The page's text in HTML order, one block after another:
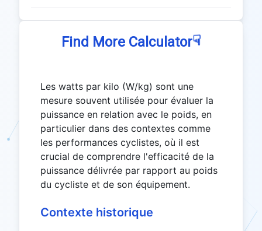
Find More Calculator☟
Les watts par kilo (W/kg) sont une
mesure souvent utilisée pour évaluer la
puissance en relation avec le poids, en
particulier dans des contextes comme
les performances cyclistes, où il est
crucial de comprendre l'efficacité de la
puissance délivrée par rapport au poids
du cycliste et de son équipement.
Contexte historique